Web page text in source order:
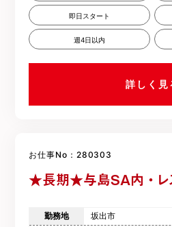
即日スタート
週4日以内
詳しく見
お仕事No：280303
★長期★与島SA内・レス
勤務地 坂出市